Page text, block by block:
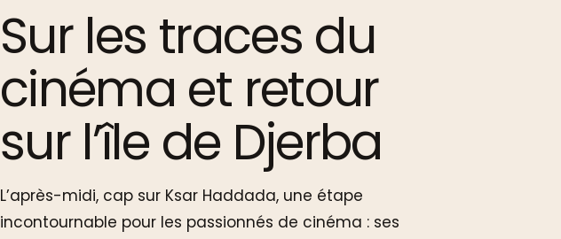
Sur les traces du
cinéma et retour
sur l’île de Djerba
L’après-midi, cap sur Ksar Haddada, une étape
incontournable pour les passionnés de cinéma : ses